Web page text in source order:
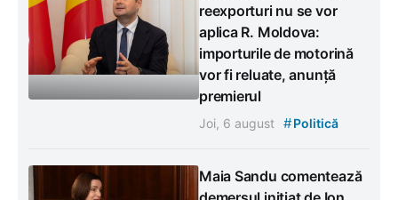
reexporturi nu se vor
aplica R. Moldova:
importurile de motorină
vor fi reluate, anunță
premierul
Joi, 6 august #Politică
Maia Sandu comentează